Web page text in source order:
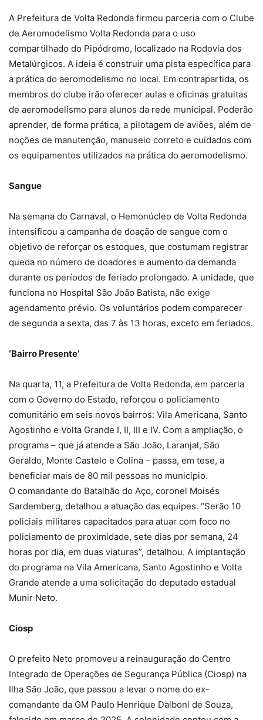
A Prefeitura de Volta Redonda firmou parceria com o Clube
de Aeromodelismo Volta Redonda para o uso
compartilhado do Pipódromo, localizado na Rodovia dos
Metalúrgicos. A ideia é construir uma pista específica para
a prática do aeromodelismo no local. Em contrapartida, os
membros do clube irão oferecer aulas e oficinas gratuitas
de aeromodelismo para alunos da rede municipal. Poderão
aprender, de forma prática, a pilotagem de aviões, além de
noções de manutenção, manuseio correto e cuidados com
os equipamentos utilizados na prática do aeromodelismo.
Sangue
Na semana do Carnaval, o Hemonúcleo de Volta Redonda
intensificou a campanha de doação de sangue com o
objetivo de reforçar os estoques, que costumam registrar
queda no número de doadores e aumento da demanda
durante os períodos de feriado prolongado. A unidade, que
funciona no Hospital São João Batista, não exige
agendamento prévio. Os voluntários podem comparecer
de segunda a sexta, das 7 às 13 horas, exceto em feriados.
‘Bairro Presente’
Na quarta, 11, a Prefeitura de Volta Redonda, em parceria
com o Governo do Estado, reforçou o policiamento
comunitário em seis novos bairros: Vila Americana, Santo
Agostinho e Volta Grande I, II, III e IV. Com a ampliação, o
programa – que já atende a São João, Laranjal, São
Geraldo, Monte Castelo e Colina – passa, em tese, a
beneficiar mais de 80 mil pessoas no município.
O comandante do Batalhão do Aço, coronel Moisés
Sardemberg, detalhou a atuação das equipes. “Serão 10
policiais militares capacitados para atuar com foco no
policiamento de proximidade, sete dias por semana, 24
horas por dia, em duas viaturas”, detalhou. A implantação
do programa na Vila Americana, Santo Agostinho e Volta
Grande atende a uma solicitação do deputado estadual
Munir Neto.
Ciosp
O prefeito Neto promoveu a reinauguração do Centro
Integrado de Operações de Segurança Pública (Ciosp) na
Ilha São João, que passou a levar o nome do ex-
comandante da GM Paulo Henrique Dalboni de Souza,